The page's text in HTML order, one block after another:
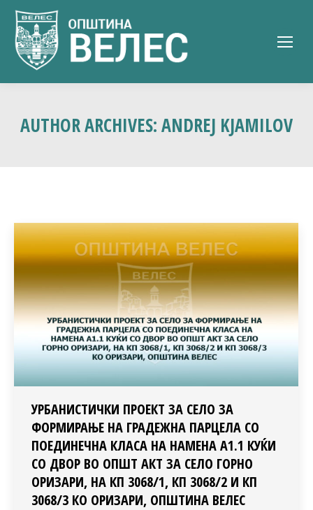
AUTHOR ARCHIVES:ANDREJ KJAMILOV
УРБАНИСТИЧКИ ПРОЕКТ ЗА СЕЛО ЗА
ФОРМИРАЊЕ НА ГРАДЕЖНА ПАРЦЕЛА СО
ПОЕДИНЕЧНА КЛАСА НА НАМЕНА А1.1 КУЌИ
СО ДВОР ВО ОПШТ АКТ ЗА СЕЛО ГОРНО
ОРИЗАРИ, НА КП 3068/1, КП 3068/2 И КП
3068/3 КО ОРИЗАРИ, ОПШТИНА ВЕЛЕС